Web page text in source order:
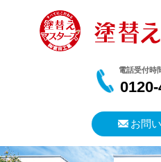
電話受付時
お問